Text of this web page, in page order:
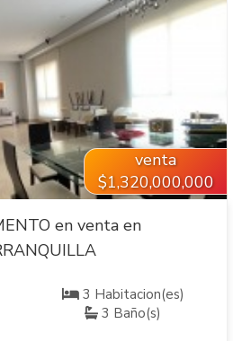
INMUEBLE
venta
$1,320,000,000
en venta en
3 Habitacion(es)
3 Baño(s)